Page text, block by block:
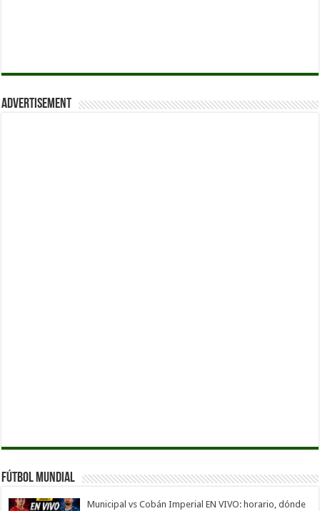
Advertisement
Fútbol Mundial
Municipal vs Cobán Imperial EN VIVO: horario, dónde